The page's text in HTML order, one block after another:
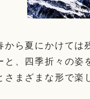
から夏にかけては
と、四季折々の姿
さまざまな形で楽